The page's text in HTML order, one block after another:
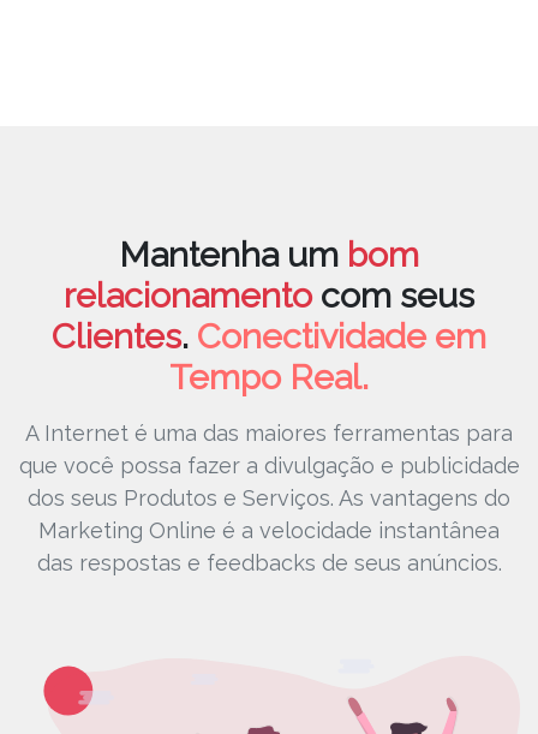
Mantenha um bom
relacionamentocom seus
Clientes. Conectividade em
Tempo Real.
A Internet é uma das maiores ferramentas para
que você possa fazer a divulgação e publicidade
dos seus Produtos e Serviços. As vantagens do
Marketing Online é a velocidade instantânea
das respostas e feedbacks de seus anúncios.